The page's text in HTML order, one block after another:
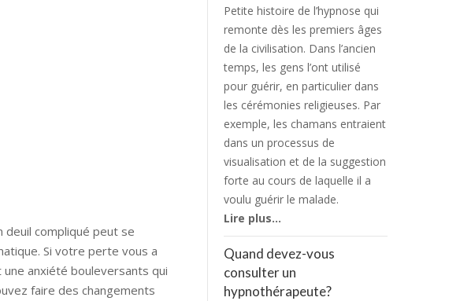
compliqué peut se
Si votre perte vous a
anxiété bouleversants qui
faire des changements
Petite histoire de l’hypnose qui
remonte dès les premiers âges
de la civilisation. Dans l’ancien
temps, les gens l’ont utilisé
pour guérir, en particulier dans
les cérémonies religieuses. Par
exemple, les chamans entraient
dans un processus de
visualisation et de la suggestion
forte au cours de laquelle il a
voulu guérir le malade.
Lire plus…
Quand devez-vous
consulter un
hypnothérapeute?